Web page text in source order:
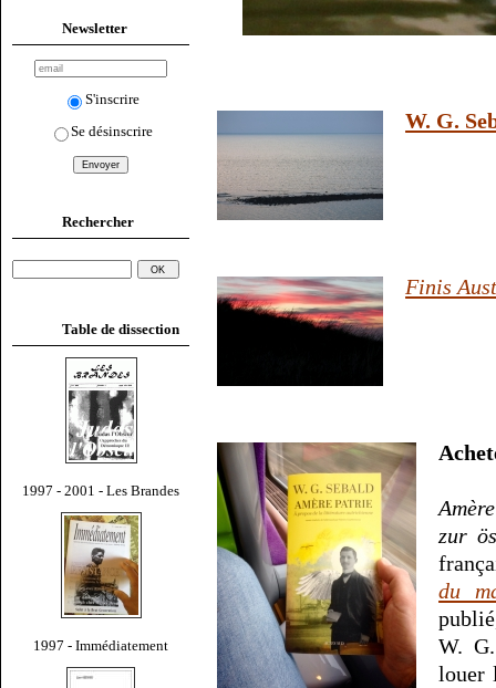
Newsletter
S'inscrire
Se désinscrire
Rechercher
Table de dissection
1997 - 2001 - Les Brandes
1997 - Immédiatement
W. G.
Finis
zur
du
W.
louer